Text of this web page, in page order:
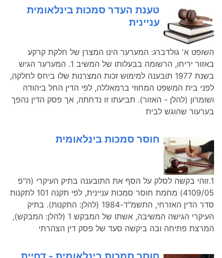
טענת העדר סמכות בינלאומית
עניינית
השופט א' גולדברג: המערער הינו המצרן של חלקת קרקע
באזור יריחו, הרשומה בבעלותו של המשיב 1. המערער הגיש
בשנת 1977 תובענה למימוש זכות המצרנות שלו ביחס לחלקה,
לפני בית המשפט המחוזי ברמאללה, לפי הדין החל ביהודה
ושומרון (להלן - האזור). תביעתו זו נדחתה, אך פסק הדין נהפך
בערעור שהוגש לבית
חוסר סמכות בינלאומית
1.זוהי בקשה לסלק על הסף את התובענה בתיק העיקרי (ה"פ
4109/05) מחמת חוסר סמכות עניינית, לפי תקנה 101 לתקנות
סדר הדין האזרחי, התשמ"ד-1984 (להלן: התקנות). בתיק
העיקרי הגישה המשיבה, אשתו של המבקש 1 (להלן: המבקש),
המרצת פתיחה ובה ביקשה סעד של פסק דין הצהרתי